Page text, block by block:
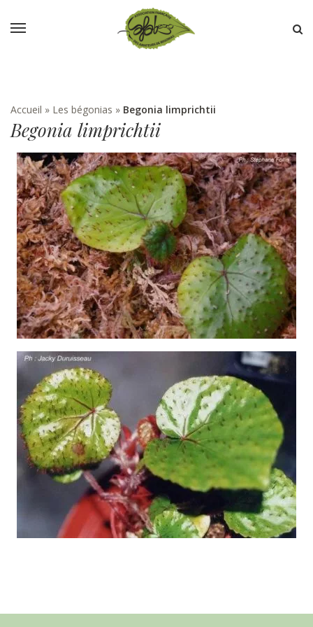
Accueil » Les bégonias » Begonia limprichtii
Begonia limprichtii